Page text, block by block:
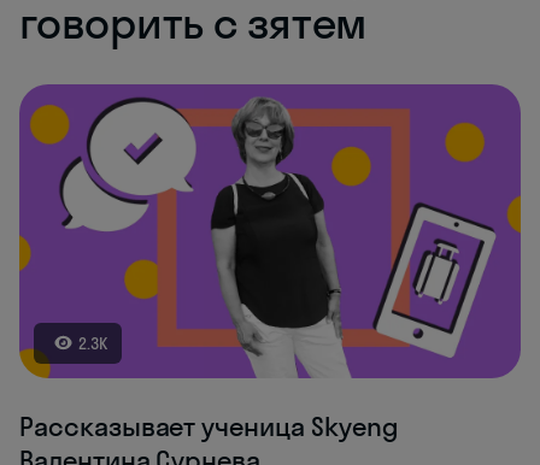
говорить с зятем
2.3K
Рассказывает ученица Skyeng